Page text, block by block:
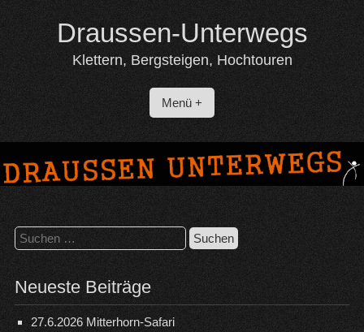
content
Draussen-Unterwegs
Klettern, Bergsteigen, Hochtouren
Menü +
Suchen
nach:
Neueste Beiträge
27.6.2026 Mitterhorn-Safari